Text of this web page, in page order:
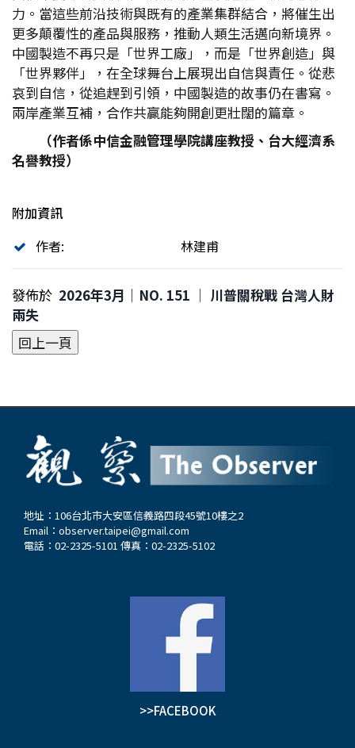
力。當這些前沿技術與既有的產業集群結合，將催生出
更多顛覆性的產品與服務，推動人類生活邁向新境界。
中國製造不再只是「世界工廠」，而是「世界創造」與
「世界夥伴」，在全球舞台上展現出自信與責任。從悲
哀到自信，從追趕到引領，中國製造的故事仍在書寫。
兩岸產業互補，合作共贏能夠開創更壯闊的篇章。
（作者係中信金融管理學院講座教授、台大經濟系
名譽教授）
附加資訊
作者:
林建甫
發佈於 2026年3月｜NO. 151 │ 川普關稅戰 台灣人財
兩失
地址：106台北市大安區信義路四段45號10樓之2
Email： observer.taipei@gmail.com
電話：02-2325-5101 傳真：02-2325-5102
>>FACEBOOK